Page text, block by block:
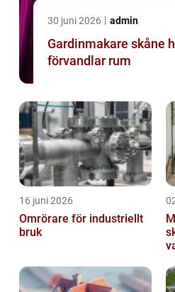
30 juni 2026 admin
Gardinmakare skåne hantverk som
förvandlar rum
16 juni 2026
Omrörare för industriellt
bruk